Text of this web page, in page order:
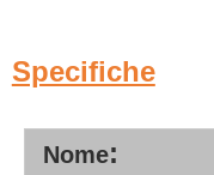
Specifiche
Nome: